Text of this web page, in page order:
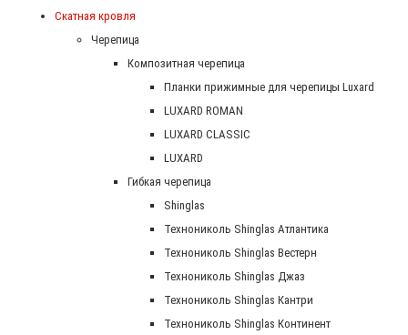
Скатная кровля
Черепица
Композитная черепица
Планки прижимные для черепицы Luxard
LUXARD ROMAN
LUXARD CLASSIC
LUXARD
Гибкая черепица
Shinglas
Технониколь Shinglas Атлантика
Технониколь Shinglas Вестерн
Технониколь Shinglas Джаз
Технониколь Shinglas Кантри
Технониколь Shinglas Континент